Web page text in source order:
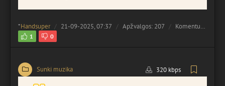
*Handsuper 21-09-2025, 07:37 Apžvalgos: 207 Komentuota:
1 0
Sunki muzika 320 kbps